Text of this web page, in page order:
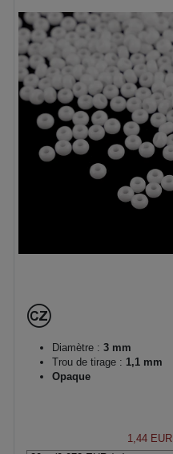
Diamètre : 3 mm
Trou de tirage : 1,1 mm
Opaque
1,44 EUR